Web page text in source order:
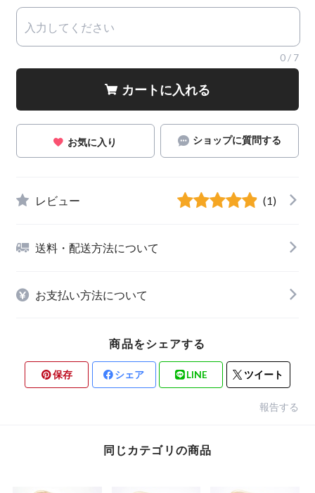
0/ 7
カートに入れる
お気に入り ショップに質問する
レビュー (1)
送料・配送方法について
お支払い方法について
商品をシェアする
保存 シェア LINE ツイート
報告する
同じカテゴリの商品